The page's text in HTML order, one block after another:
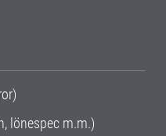
lönespec m.m.)